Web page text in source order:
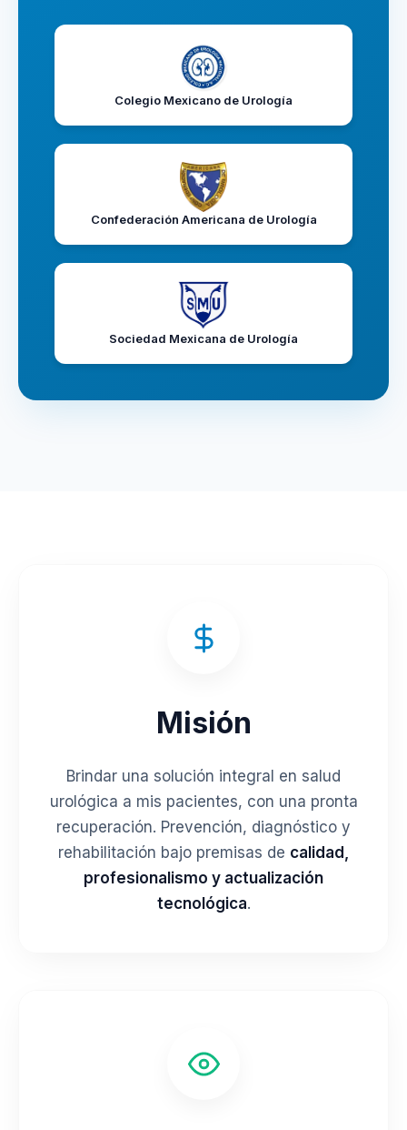
Colegio Mexicano de Urología
Confederación Americana de Urología
Sociedad Mexicana de Urología
Misión
Brindar una solución integral en salud
urológica a mis pacientes, con una pronta
recuperación. Prevención, diagnóstico y
rehabilitación bajo premisas de calidad,
profesionalismo y actualización
tecnológica.